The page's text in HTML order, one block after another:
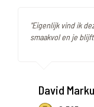
"Eigenlijk vind ik
smaakvol en je
David